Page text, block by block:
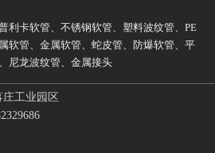
利卡软管、 不锈钢软管、 塑料波纹管、 PE
软管、 金属软管、 蛇皮管、 防爆软管、 平
、 尼龙波纹管、 金属接头
工业园区